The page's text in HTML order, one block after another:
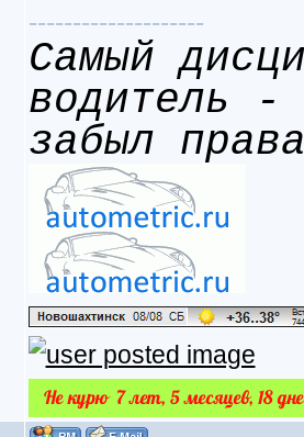
--------------------
Самый
водитель -
забыл